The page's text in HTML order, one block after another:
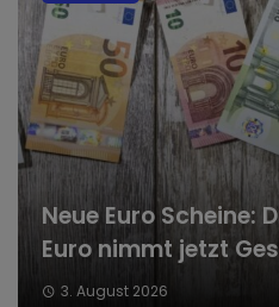
Neue Euro Scheine:
Euro nimmt jetzt
3. August 2026